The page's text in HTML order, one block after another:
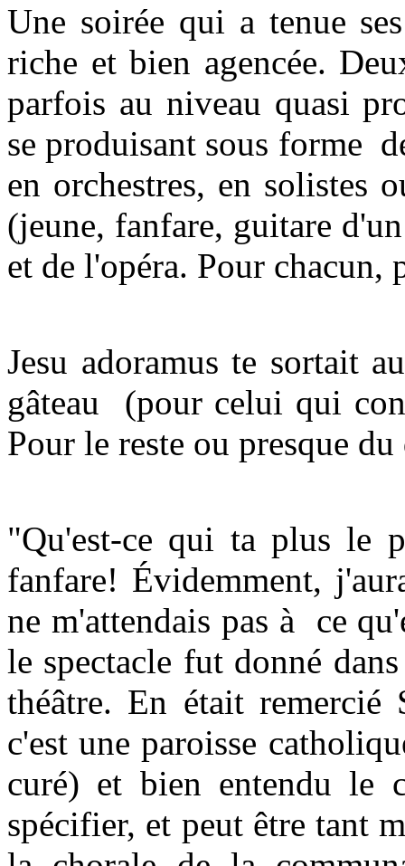
Une soirée qui a tenue
riche et bien agencée.
parfois au niveau quasi
se produisant sous forme
en orchestres, en solistes
(jeune, fanfare, guitare
et de l'opéra. Pour
Jesu adoramus te sortait
gâteau (pour celui qui
Pour le reste ou presque
"Qu'est-ce qui ta plus le
fanfare! Évidemment,
ne m'attendais pas à ce
le spectacle fut donné
théâtre. En était
c'est une paroisse
curé) et bien entendu le
spécifier, et peut être tant